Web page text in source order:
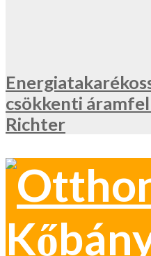
csökkenti
Richter